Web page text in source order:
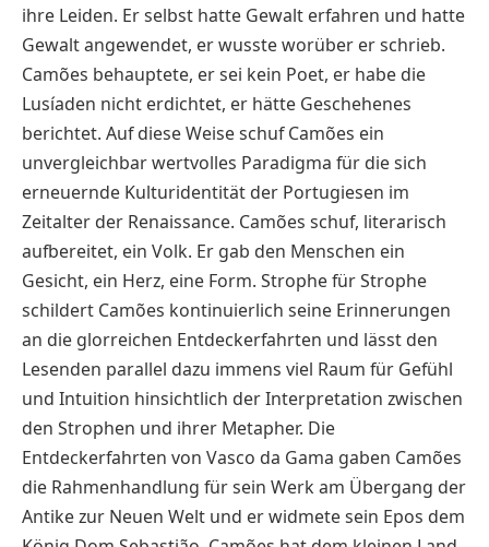
ihre Leiden. Er selbst hatte Gewalt erfahren und hatte
Gewalt angewendet, er wusste worüber er schrieb.
Camões behauptete, er sei kein Poet, er habe die
Lusíaden nicht erdichtet, er hätte Geschehenes
berichtet. Auf diese Weise schuf Camões ein
unvergleichbar wertvolles Paradigma für die sich
erneuernde Kulturidentität der Portugiesen im
Zeitalter der Renaissance. Camões schuf, literarisch
aufbereitet, ein Volk. Er gab den Menschen ein
Gesicht, ein Herz, eine Form. Strophe für Strophe
schildert Camões kontinuierlich seine Erinnerungen
an die glorreichen Entdeckerfahrten und lässt den
Lesenden parallel dazu immens viel Raum für Gefühl
und Intuition hinsichtlich der Interpretation zwischen
den Strophen und ihrer Metapher. Die
Entdeckerfahrten von Vasco da Gama gaben Camões
die Rahmenhandlung für sein Werk am Übergang der
Antike zur Neuen Welt und er widmete sein Epos dem